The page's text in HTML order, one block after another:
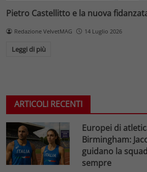
Pietro Castellitto e la nuova
Redazione VelvetMAG 14 Luglio 2026
Leggi di più
ARTICOLI RECENTI
Europei di
Birmingham:
guidano la
sempre